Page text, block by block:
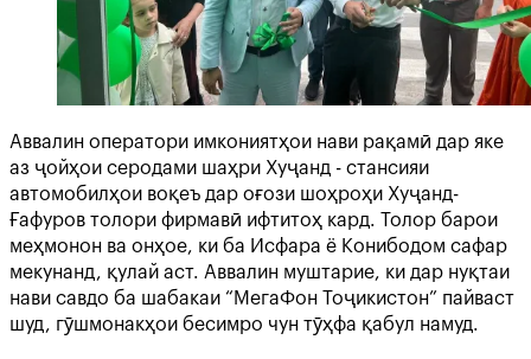
Аввалин оператори имкониятҳои нави рақамӣ дар яке
аз ҷойҳои серодами шаҳри Хуҷанд - стансияи
автомобилҳои воқеъ дар оғози шоҳроҳи Хуҷанд-
Ғафуров толори фирмавӣ ифтитоҳ кард. Толор барои
меҳмонон ва онҳое, ки ба Исфара ё Конибодом сафар
мекунанд, қулай аст. Аввалин муштарие, ки дар нуқтаи
нави савдо ба шабакаи “МегаФон Тоҷикистон” пайваст
шуд, гӯшмонакҳои бесимро чун тӯҳфа қабул намуд.